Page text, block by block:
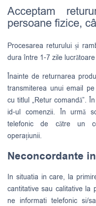
Acceptam
persoane fizice,
Procesarea returului și
dura între 1-7 zile
Înainte de returnarea
transmiterea unui email
cu titlul „Retur comandă”.
id-ul comenzii. În urmă
telefonic de către un
operațiunii.
Neconcordante
In situatia in care, la
cantitative sau calitative la
ne informati telefonic si/